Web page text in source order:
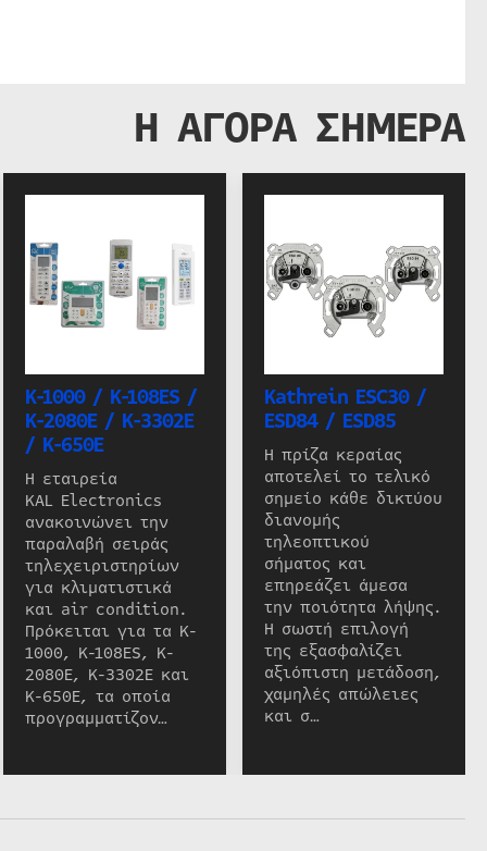
Η ΑΓΟΡΑ ΣΗΜΕΡΑ
K-1000 / K-108ES /
K-2080E / K-3302E
/ K-650E
Η εταιρεία
KAL Electronics
ανακοινώνει την
παραλαβή σειράς
τηλεχειριστηρίων
για κλιματιστικά
και air condition.
Πρόκειται για τα K-
1000, K-108ES, K-
2080E, K-3302E και
K-650E, τα οποία
προγραμματίζον…
Kathrein ESC30 /
ESD84 / ESD85
Η πρίζα κεραίας
αποτελεί το τελικό
σημείο κάθε δικτύου
διανομής
τηλεοπτικού
σήματος και
επηρεάζει άμεσα
την ποιότητα λήψης.
Η σωστή επιλογή
της εξασφαλίζει
αξιόπιστη μετάδοση,
χαμηλές απώλειες
και σ…